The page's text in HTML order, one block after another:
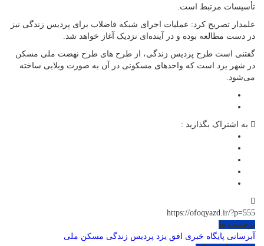
تأسیسات مرتبط است.
علمدار تصریح کرد: عملیات اجرای شبکه فاضلاب برای پردیس زندگی نیز
در دست مطالعه بوده و در آینده‌ای نزدیک آغاز خواهد شد.
گفتنی است طرح پردیس زندگی، از طرح های طرح نهضت ملی مسکن
در شهر یزد است که واحد‌های مسکونی در آن به صورت ویلایی ساخته
می‌شود.
به اشتراک بگذارید :
https://ofoqyazd.ir/?p=555
برچسب ها
آبرسانی پایگاه خبری افق یزد پردیس زندگی مسکن ملی